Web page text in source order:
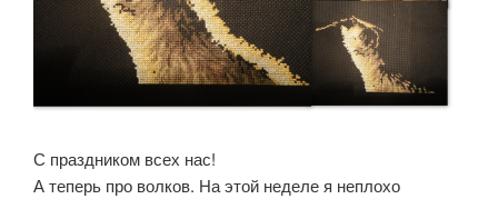
С праздником всех нас!
А теперь про волков. На этой неделе я неплохо